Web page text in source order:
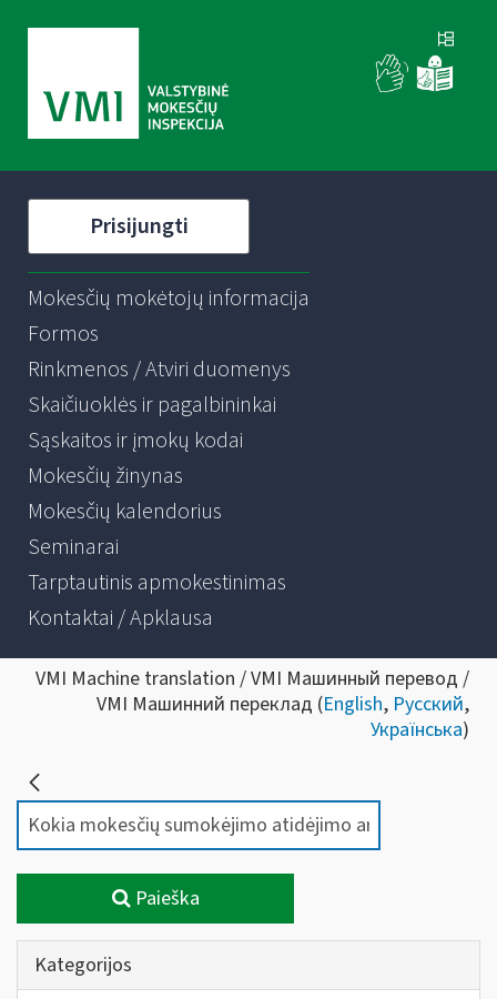
Prisijungti
Mokesčių mokėtojų informacija
Formos
Rinkmenos / Atviri duomenys
Skaičiuoklės ir pagalbininkai
Sąskaitos ir įmokų kodai
Mokesčių žinynas
Mokesčių kalendorius
Seminarai
Tarptautinis apmokestinimas
Kontaktai / Apklausa
VMI Machine translation / VMI Машинный перевод /
VMI Машинний переклад (English, Русский,
Українська)
Paieška
Kategorijos